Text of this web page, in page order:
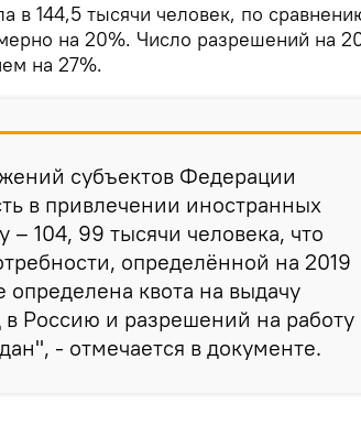
в 144,5 тысячи человек, по
на 20%. Число разрешений на
на 27%.
субъектов Федерации
в привлечении иностранных
– 104, 99 тысячи человека, что
определённой на 2019
квота на выдачу
Россию и разрешений на работу
- отмечается в документе.